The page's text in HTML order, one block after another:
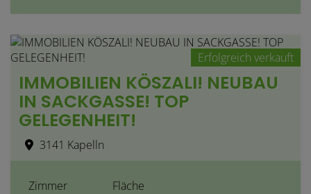
Erfolgreich verkauft
IMMOBILIEN KÖSZALI! NEUBAU
IN SACKGASSE! TOP
GELEGENHEIT!
3141 Kapelln
Zimmer
Fläche